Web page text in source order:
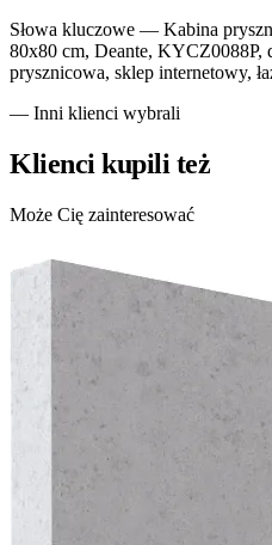
Słowa kluczowe — Kabina
80x80 cm, Deante, KYCZ0088P,
prysznicowa, sklep internetowy,
— Inni klienci wybrali
Klienci kupili też
Może Cię zainteresować